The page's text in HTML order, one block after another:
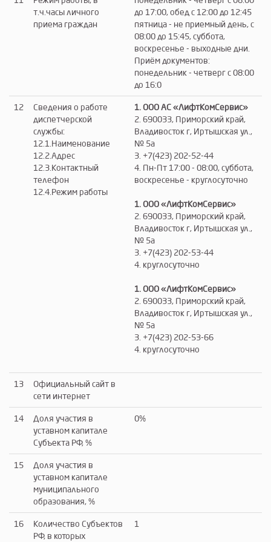
т.ч.часы личного
приема граждан
до 17:00, обед с 12:00 до 12:45
пятница - не приемный день, с
08:00 до 15:45, суббота,
воскресенье - выходные дни.
Приём документов:
понедельник - четверг с 08:00
до 16:0
12
Сведения о работе
диспетчерской
службы:
12.1.Наименование
12.2.Адрес
12.3.Контактный
телефон
12.4.Режим работы
1. ООО АС «ЛифтКомСервис»
2. 690033, Приморский край,
Владивосток г, Иртышская ул.,
№ 5а
3. +7(423) 202-52-44
4. Пн-Пт 17:00 - 08:00, суббота,
воскресенье - круглосуточно
1. ООО «ЛифтКомСервис»
2. 690033, Приморский край,
Владивосток г, Иртышская ул.,
№ 5а
3. +7(423) 202-53-44
4. круглосуточно
1. ООО «ЛифтКомСервис»
2. 690033, Приморский край,
Владивосток г, Иртышская ул.,
№ 5а
3. +7(423) 202-53-66
4. круглосуточно
13
Официальный сайт в
сети интернет
14
Доля участия в
уставном капитале
Субъекта РФ, %
0%
15
Доля участия в
уставном капитале
муниципального
образования, %
16
Количество Субъектов
РФ, в которых
1